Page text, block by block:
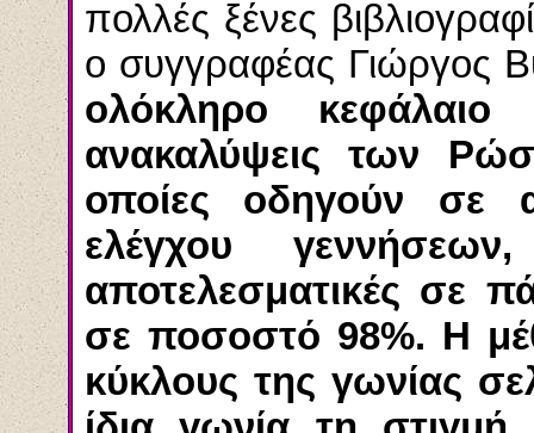
πολλές ξένες
ο συγγραφέας Γιώργος
ολόκληρο κεφάλαιο
ανακαλύψεις των
οποίες οδηγούν σε
ελέγχου
αποτελεσματικές σε
σε ποσοστό 98%. Η
κύκλους της γωνίας